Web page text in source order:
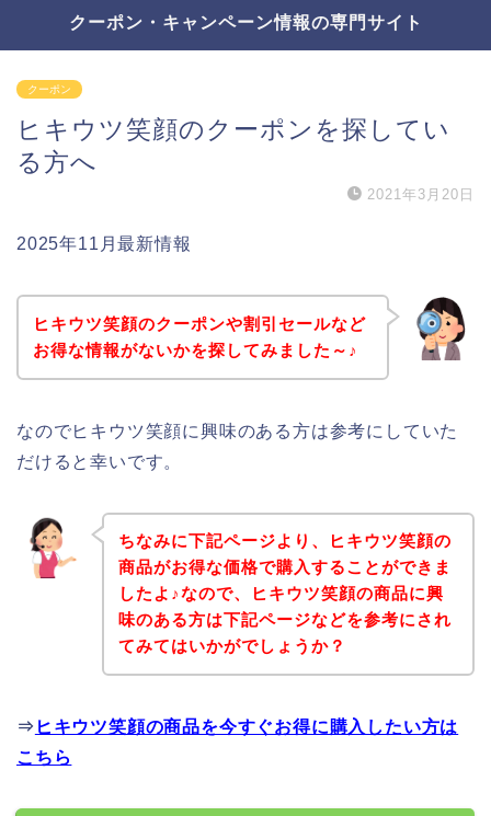
クーポン・キャンペーン情報の専門サイト
クーポン
ヒキウツ笑顔のクーポンを探してい
る方へ
2021年3月20日
2025年11月最新情報
ヒキウツ笑顔のクーポンや割引セールなど
お得な情報がないかを探してみました～♪
なのでヒキウツ笑顔に興味のある方は参考にしていた
だけると幸いです。
ちなみに下記ページより、ヒキウツ笑顔の
商品がお得な価格で購入することができま
したよ♪なので、ヒキウツ笑顔の商品に興
味のある方は下記ページなどを参考にされ
てみてはいかがでしょうか？
⇒ ヒキウツ笑顔の商品を今すぐお得に購入したい方は
こちら